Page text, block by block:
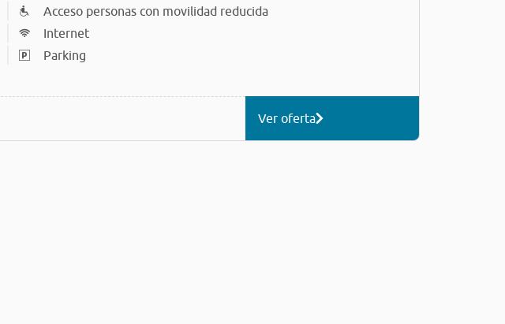
Acceso personas con movilidad reducida
Internet
Parking
Ver oferta